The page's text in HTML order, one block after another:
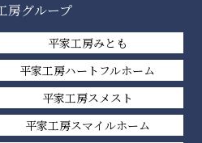
房グループ
平家工房みとも
平家工房ハートフルホーム
平家工房スメスト
平家工房スマイルホーム